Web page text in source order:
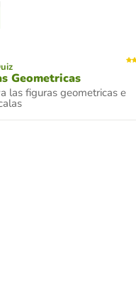
Geometricas
las figuras geometricas e